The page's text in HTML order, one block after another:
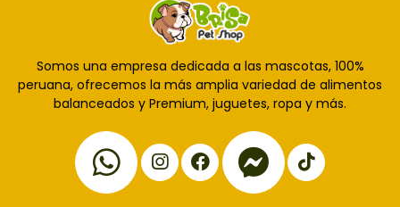
Somos una empresa dedicada a las mascotas, 100%
peruana, ofrecemos la más amplia variedad de alimentos
balanceados y Premium, juguetes, ropa y más.